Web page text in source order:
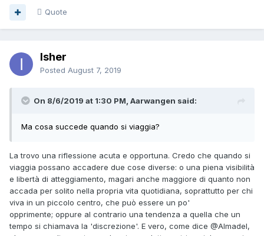
Quote
Isher
Posted August 7, 2019
On 8/6/2019 at 1:30 PM, Aarwangen said:
Ma cosa succede quando si viaggia?
La trovo una riflessione acuta e opportuna. Credo che quando si
viaggia possano accadere due cose diverse: o una piena visibilità
e libertà di atteggiamento, magari anche maggiore di quanto non
accada per solito nella propria vita quotidiana, soprattutto per chi
viva in un piccolo centro, che può essere un po'
opprimente; oppure al contrario una tendenza a quella che un
tempo si chiamava la 'discrezione'. E vero, come dice @Almadel,